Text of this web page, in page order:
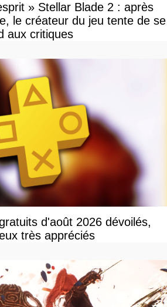
» Stellar Blade 2 : après
le créateur du jeu tente de se
aux critiques
d'août 2026 dévoilés,
très appréciés